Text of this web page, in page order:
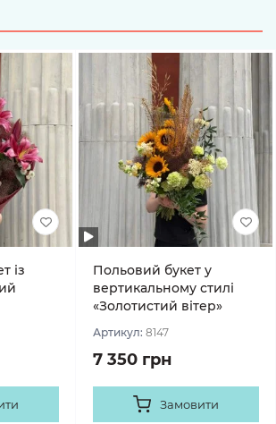
із
Польовий букет у
вертикальному стилі
«Золотистий вітер»
Артикул: 8147
7 350 грн
Замовити